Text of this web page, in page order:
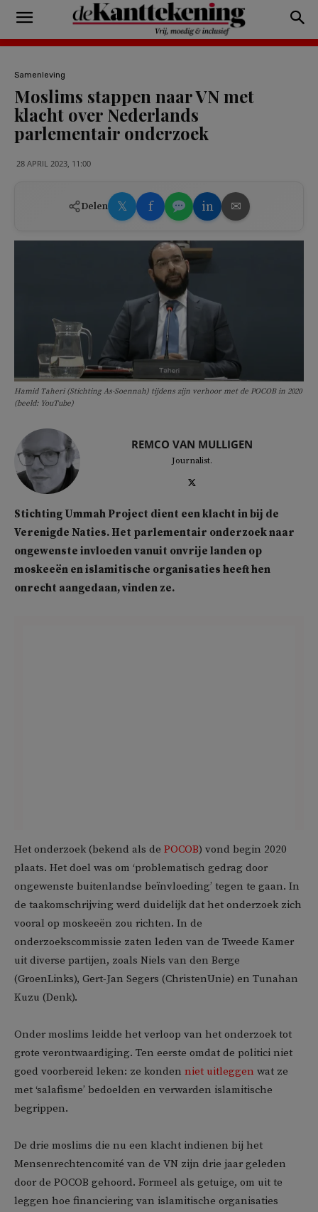
Samenleving
Moslims stappen naar VN met
klacht over Nederlands
parlementair onderzoek
28 APRIL 2023, 11:00
Delen 𝕏 f in ✉
Hamid Taheri (Stichting As-Soennah) tijdens zijn verhoor met de POCOB in 2020
(beeld: YouTube)
REMCO VAN MULLIGEN
Journalist.
Stichting Ummah Project dient een klacht in bij de
Verenigde Naties. Het parlementair onderzoek naar
ongewenste invloeden vanuit onvrije landen op
moskeeën en islamitische organisaties heeft hen
onrecht aangedaan, vinden ze.
Het onderzoek (bekend als de POCOB) vond begin 2020
plaats. Het doel was om ‘problematisch gedrag door
ongewenste buitenlandse beïnvloeding’ tegen te gaan. In
de taakomschrijving werd duidelijk dat het onderzoek zich
vooral op moskeeën zou richten. In de
onderzoekscommissie zaten leden van de Tweede Kamer
uit diverse partijen, zoals Niels van den Berge
(GroenLinks), Gert-Jan Segers (ChristenUnie) en Tunahan
Kuzu (Denk).
Onder moslims leidde het verloop van het onderzoek tot
grote verontwaardiging. Ten eerste omdat de politici niet
goed voorbereid leken: ze konden niet uitleggen wat ze
met ‘salafisme’ bedoelden en verwarden islamitische
begrippen.
De drie moslims die nu een klacht indienen bij het
Mensenrechtencomité van de VN zijn drie jaar geleden
door de POCOB gehoord. Formeel als getuige, om uit te
leggen hoe financiering van islamitische organisaties